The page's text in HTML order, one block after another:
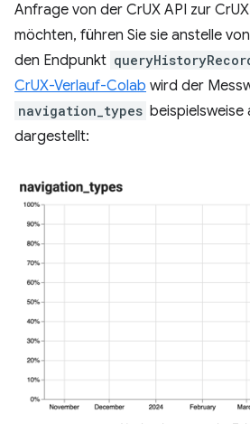
Anfrage von der CrUX API zur
möchten, führen Sie sie anstelle von
den Endpunkt
CrUX-Verlauf-Colab wird der
navigation_types beispielsweise
dargestellt: